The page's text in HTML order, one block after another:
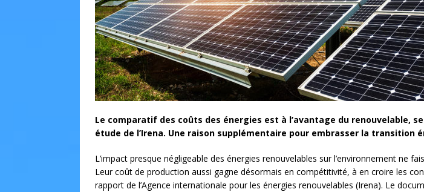
Le comparatif des coûts des énergies est à l’avantage du renouvelable,
étude de l’Irena. Une raison supplémentaire pour embrasser la transition
L’impact presque négligeable des énergies renouvelables sur l’environnement ne
Leur coût de production aussi gagne désormais en compétitivité, à en croire les
rapport de l’Agence internationale pour les énergies renouvelables (Irena). Le